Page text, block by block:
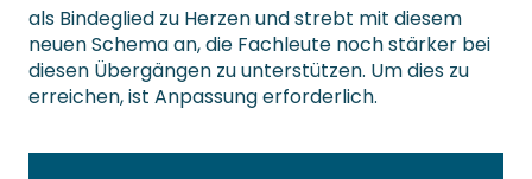
als Bindeglied zu Herzen und strebt mit diesem
neuen Schema an, die Fachleute noch stärker bei
diesen Übergängen zu unterstützen. Um dies zu
erreichen, ist Anpassung erforderlich.